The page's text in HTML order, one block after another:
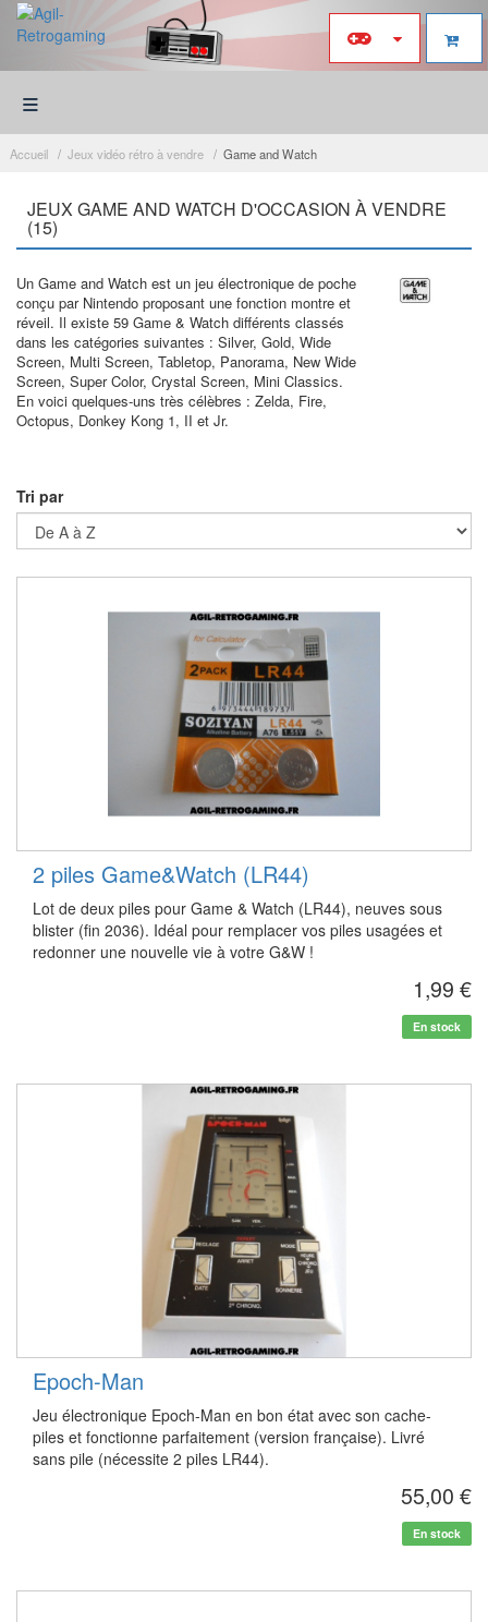
≡
Accueil Jeux vidéo rétro à vendre Game and Watch
JEUX GAME AND WATCH D'OCCASION À VENDRE
(15)
Un Game and Watch est un jeu électronique de poche
conçu par Nintendo proposant une fonction montre et
réveil. Il existe 59 Game & Watch différents classés
dans les catégories suivantes : Silver, Gold, Wide
Screen, Multi Screen, Tabletop, Panorama, New Wide
Screen, Super Color, Crystal Screen, Mini Classics.
En voici quelques-uns très célèbres : Zelda, Fire,
Octopus, Donkey Kong 1, II et Jr.
Tri par
2 piles Game&Watch (LR44)
Lot de deux piles pour Game & Watch (LR44), neuves sous
blister (fin 2036). Idéal pour remplacer vos piles usagées et
redonner une nouvelle vie à votre G&W !
1,99 €
En stock
Epoch-Man
Jeu électronique Epoch-Man en bon état avec son cache-
piles et fonctionne parfaitement (version française). Livré
sans pile (nécessite 2 piles LR44).
55,00 €
En stock